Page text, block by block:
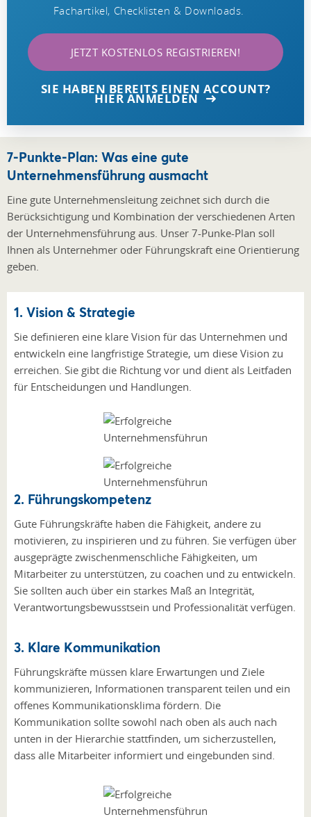
Fachartikel, Checklisten & Downloads.
JETZT KOSTENLOS REGISTRIEREN!
SIE HABEN BEREITS EINEN ACCOUNT?
HIER ANMELDEN
7-Punkte-Plan: Was eine gute
Unternehmensführung ausmacht
Eine gute Unternehmensleitung zeichnet sich durch die
Berücksichtigung und Kombination der verschiedenen Arten
der Unternehmensführung aus. Unser 7-Punke-Plan soll
Ihnen als Unternehmer oder Führungskraft eine Orientierung
geben.
1. Vision & Strategie
Sie definieren eine klare Vision für das Unternehmen und
entwickeln eine langfristige Strategie, um diese Vision zu
erreichen. Sie gibt die Richtung vor und dient als Leitfaden
für Entscheidungen und Handlungen.
2. Führungskompetenz
Gute Führungskräfte haben die Fähigkeit, andere zu
motivieren, zu inspirieren und zu führen. Sie verfügen über
ausgeprägte zwischenmenschliche Fähigkeiten, um
Mitarbeiter zu unterstützen, zu coachen und zu entwickeln.
Sie sollten auch über ein starkes Maß an Integrität,
Verantwortungsbewusstsein und Professionalität verfügen.
3. Klare Kommunikation
Führungskräfte müssen klare Erwartungen und Ziele
kommunizieren, Informationen transparent teilen und ein
offenes Kommunikationsklima fördern. Die
Kommunikation sollte sowohl nach oben als auch nach
unten in der Hierarchie stattfinden, um sicherzustellen,
dass alle Mitarbeiter informiert und eingebunden sind.